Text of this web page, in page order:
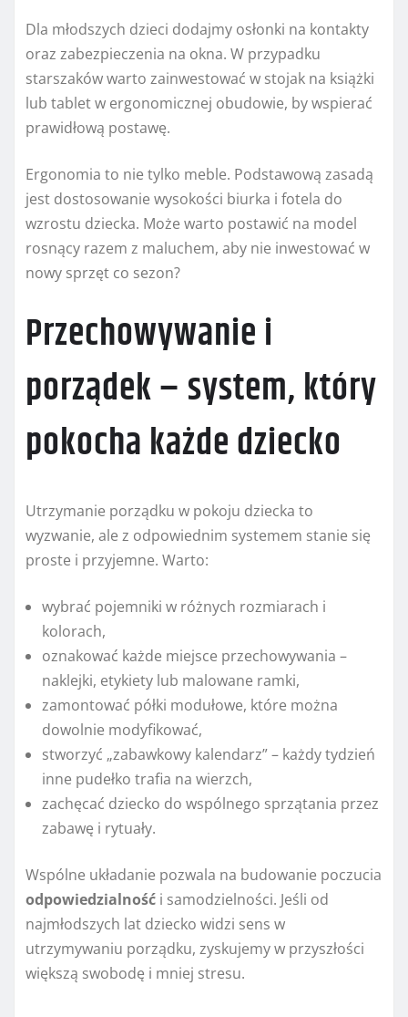
Dla młodszych dzieci dodajmy osłonki na kontakty
oraz zabezpieczenia na okna. W przypadku
starszaków warto zainwestować w stojak na książki
lub tablet w ergonomicznej obudowie, by wspierać
prawidłową postawę.
Ergonomia to nie tylko meble. Podstawową zasadą
jest dostosowanie wysokości biurka i fotela do
wzrostu dziecka. Może warto postawić na model
rosnący razem z maluchem, aby nie inwestować w
nowy sprzęt co sezon?
Przechowywanie i
porządek – system, który
pokocha każde dziecko
Utrzymanie porządku w pokoju dziecka to
wyzwanie, ale z odpowiednim systemem stanie się
proste i przyjemne. Warto:
wybrać pojemniki w różnych rozmiarach i
kolorach,
oznakować każde miejsce przechowywania –
naklejki, etykiety lub malowane ramki,
zamontować półki modułowe, które można
dowolnie modyfikować,
stworzyć „zabawkowy kalendarz” – każdy tydzień
inne pudełko trafia na wierzch,
zachęcać dziecko do wspólnego sprzątania przez
zabawę i rytuały.
Wspólne układanie pozwala na budowanie poczucia
odpowiedzialność i samodzielności. Jeśli od
najmłodszych lat dziecko widzi sens w
utrzymywaniu porządku, zyskujemy w przyszłości
większą swobodę i mniej stresu.